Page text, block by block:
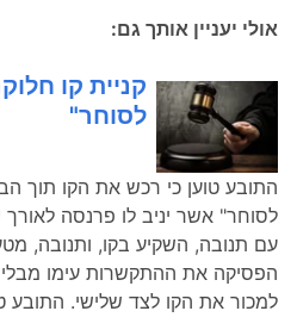
אולי יעניין אותך גם:
קניית קו
לסוחר"
התובע טוען כי רכש את הקו תוך
לסוחר" אשר יניב לו פרנסה
עם תנובה, השקיע בקו, ותנובה,
הפסיקה את ההתקשרות עימו
למכור את הקו לצד שלישי. התובע